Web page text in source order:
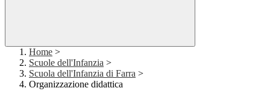
Home >
Scuole dell'Infanzia >
Scuola dell'Infanzia di Farra >
Organizzazione didattica